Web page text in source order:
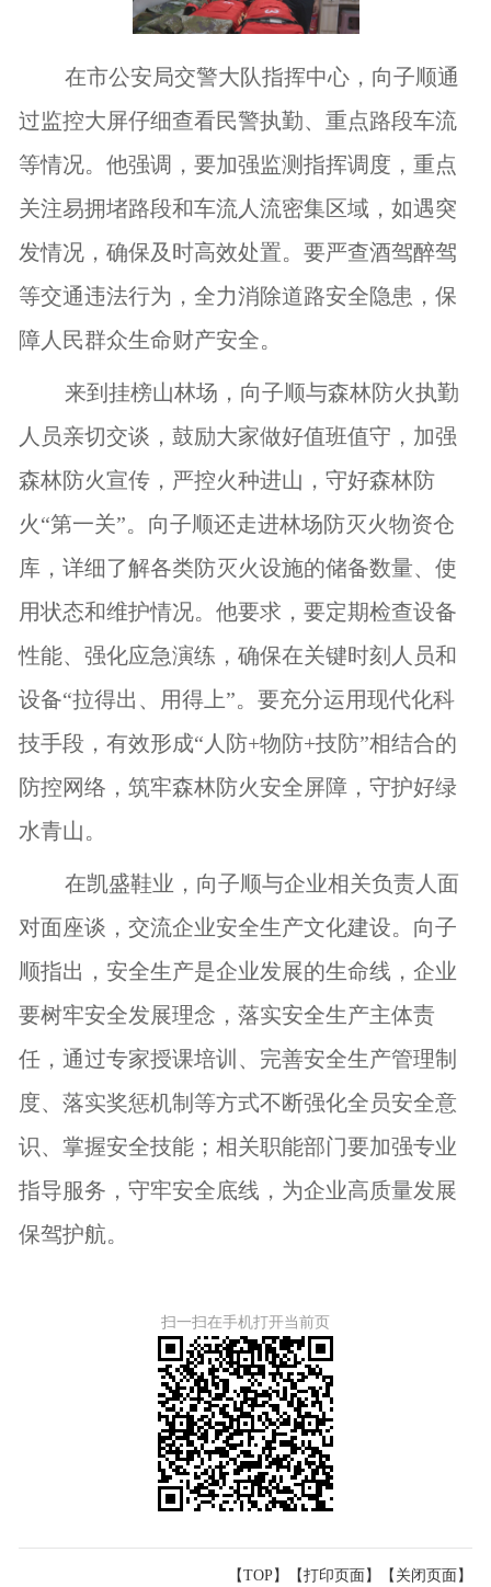
在市公安局交警大队指挥中心，向子顺通
过监控大屏仔细查看民警执勤、重点路段车流
等情况。他强调，要加强监测指挥调度，重点
关注易拥堵路段和车流人流密集区域，如遇突
发情况，确保及时高效处置。要严查酒驾醉驾
等交通违法行为，全力消除道路安全隐患，保
障人民群众生命财产安全。
来到挂榜山林场，向子顺与森林防火执勤
人员亲切交谈，鼓励大家做好值班值守，加强
森林防火宣传，严控火种进山，守好森林防
火“第一关”。向子顺还走进林场防灭火物资仓
库，详细了解各类防灭火设施的储备数量、使
用状态和维护情况。他要求，要定期检查设备
性能、强化应急演练，确保在关键时刻人员和
设备“拉得出、用得上”。要充分运用现代化科
技手段，有效形成“人防+物防+技防”相结合的
防控网络，筑牢森林防火安全屏障，守护好绿
水青山。
在凯盛鞋业，向子顺与企业相关负责人面
对面座谈，交流企业安全生产文化建设。向子
顺指出，安全生产是企业发展的生命线，企业
要树牢安全发展理念，落实安全生产主体责
任，通过专家授课培训、完善安全生产管理制
度、落实奖惩机制等方式不断强化全员安全意
识、掌握安全技能；相关职能部门要加强专业
指导服务，守牢安全底线，为企业高质量发展
保驾护航。
扫一扫在手机打开当前页
【TOP】 【打印页面 】【 关闭页面 】